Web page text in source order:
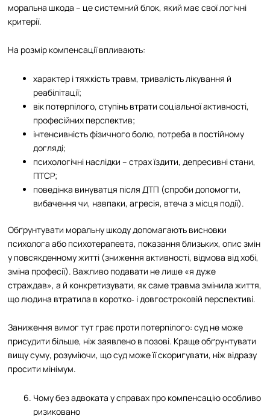
моральна шкода – це системний блок, який має свої логічні
критерії.
На розмір компенсації впливають:
характер і тяжкість травм, тривалість лікування й
реабілітації;
вік потерпілого, ступінь втрати соціальної активності,
професійних перспектив;
інтенсивність фізичного болю, потреба в постійному
догляді;
психологічні наслідки – страх їздити, депресивні стани,
ПТСР;
поведінка винуватця після ДТП (спроби допомогти,
вибачення чи, навпаки, агресія, втеча з місця події).
Обґрунтувати моральну шкоду допомагають висновки
психолога або психотерапевта, показання близьких, опис змін
у повсякденному житті (зниження активності, відмова від хобі,
зміна професії). Важливо подавати не лише «я дуже
страждав», а й конкретизувати, як саме травма змінила життя,
що людина втратила в коротко‑ і довгостроковій перспективі.
Заниження вимог тут грає проти потерпілого: суд не може
присудити більше, ніж заявлено в позові. Краще обґрунтувати
вищу суму, розуміючи, що суд може її скоригувати, ніж відразу
просити мінімум.
Чому без адвоката у справах про компенсацію особливо
ризиковано